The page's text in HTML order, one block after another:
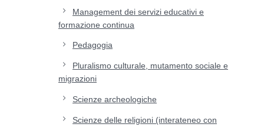
Management dei servizi educativi e
formazione continua
Pedagogia
Pluralismo culturale, mutamento sociale e
migrazioni
Scienze archeologiche
Scienze delle religioni (interateneo con